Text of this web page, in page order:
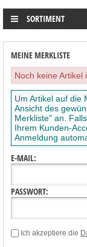
SORTIMENT
MEINE MERKLISTE
Noch keine Artikel
Um Artikel auf die
Ansicht des
Merkliste" an.
Ihrem Kunden-
Anmeldung
E-MAIL:
PASSWORT:
Ich akzeptiere die